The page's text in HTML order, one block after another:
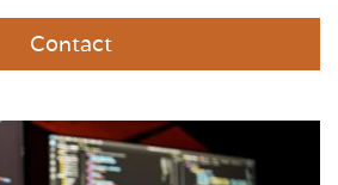
Contact